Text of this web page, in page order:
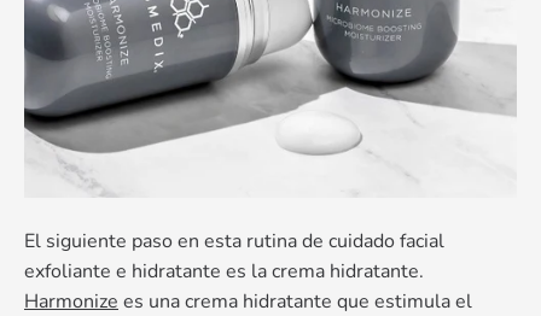
El siguiente paso en esta rutina de cuidado facial
exfoliante e hidratante es la crema hidratante.
Harmonize es una crema hidratante que estimula el